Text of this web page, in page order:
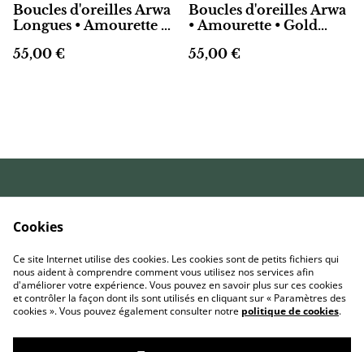
Boucles d'oreilles Arwa
Longues • Amourette •
55,00 €
Boucles d'oreilles Arwa
• Amourette • Gold
55,00 €
générales de vente
cookies
FAQ
Cookies
Ce site Internet utilise des cookies. Les cookies sont de petits fichiers qui
nous aident à comprendre comment vous utilisez nos services afin
d'améliorer votre expérience. Vous pouvez en savoir plus sur ces cookies
et contrôler la façon dont ils sont utilisés en cliquant sur « Paramètres des
cookies ». Vous pouvez également consulter notre politique de cookies.